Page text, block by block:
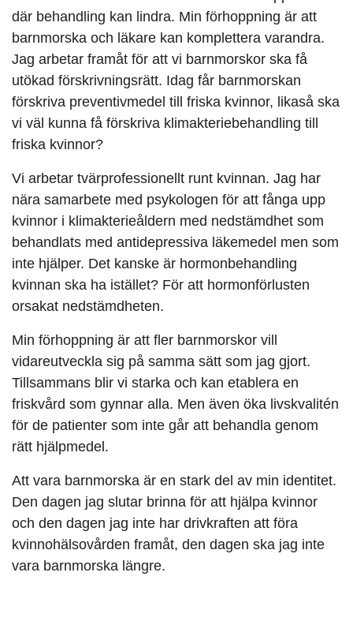
där behandling kan lindra. Min förhoppning är att
barnmorska och läkare kan komplettera varandra.
Jag arbetar framåt för att vi barnmorskor ska få
utökad förskrivningsrätt. Idag får barnmorskan
förskriva preventivmedel till friska kvinnor, likaså ska
vi väl kunna få förskriva klimakteriebehandling till
friska kvinnor?
Vi arbetar tvärprofessionellt runt kvinnan. Jag har
nära samarbete med psykologen för att fånga upp
kvinnor i klimakterieåldern med nedstämdhet som
behandlats med antidepressiva läkemedel men som
inte hjälper. Det kanske är hormonbehandling
kvinnan ska ha istället? För att hormonförlusten
orsakat nedstämdheten.
Min förhoppning är att fler barnmorskor vill
vidareutveckla sig på samma sätt som jag gjort.
Tillsammans blir vi starka och kan etablera en
friskvård som gynnar alla. Men även öka livskvalitén
för de patienter som inte går att behandla genom
rätt hjälpmedel.
Att vara barnmorska är en stark del av min identitet.
Den dagen jag slutar brinna för att hjälpa kvinnor
och den dagen jag inte har drivkraften att föra
kvinnohälsovården framåt, den dagen ska jag inte
vara barnmorska längre.